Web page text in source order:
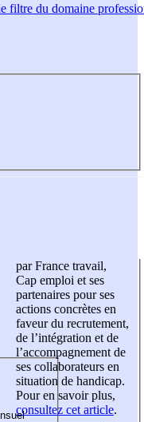
filtre du domaine
par France travail,
Cap emploi et ses
partenaires pour ses
actions concrètes en
faveur du recrutement,
de l’intégration et de
l’accompagnement de
ses collaborateurs en
situation de handicap.
Pour en savoir plus,
consultez cet article.